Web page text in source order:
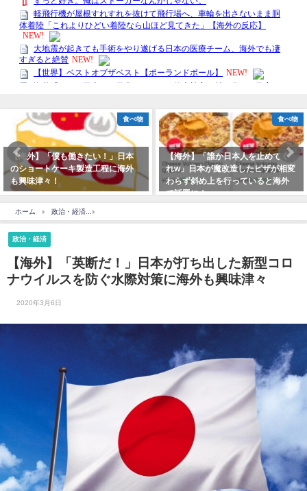
食べ物
【海外】「僕も働きたい！」日本
のショートケーキ製造工程に海外
も興味津々！
食べ物
【海外】「誰か日本人を止めてく
れw」日本が魔改造したピザが相変
わらず斜め上を行っていると海外
で話題に！
ホーム 政治・経済
政治・経済
【海外】「英断だ！」日本が打ち出した新型コロ
ナウイルスを防ぐ水際対策に海外も興味津々
2020年3月6日